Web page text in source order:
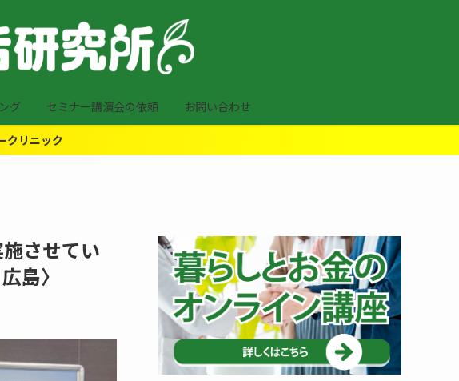
グ セミナー講演会の依頼 お問い合わせ
クリニック
させてい
島〉